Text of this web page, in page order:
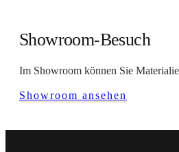
Showroom-Besuch
Im Showroom können Sie
Showroom ansehen